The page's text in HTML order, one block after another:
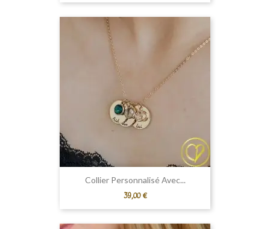
Collier Personnalisé Avec...
Prix
39,00 €